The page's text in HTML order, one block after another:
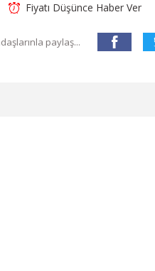
Fiyatı Düşünce Haber Ver
paylaş...